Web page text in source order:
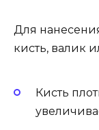
Для
кисть, валик
Кисть